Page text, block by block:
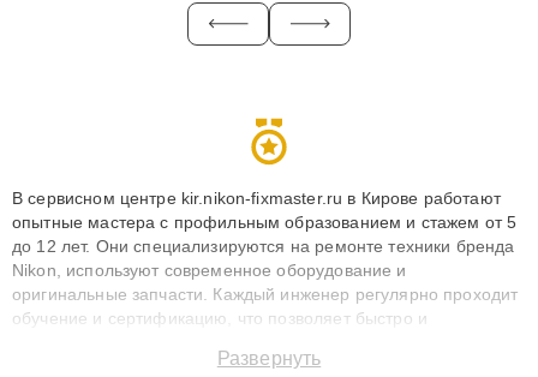
В сервисном центре kir.nikon-fixmaster.ru в Кирове работают
опытные мастера с профильным образованием и стажем от 5
до 12 лет. Они специализируются на ремонте техники бренда
Nikon, используют современное оборудование и
оригинальные запчасти. Каждый инженер регулярно проходит
обучение и сертификацию, что позволяет быстро и
сохранением гарантии до 3 лет. Наши мастера решают
Развернуть